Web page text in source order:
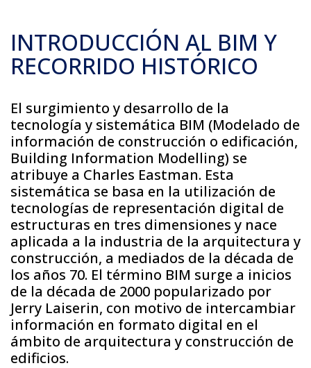
INTRODUCCIÓN AL BIM Y
RECORRIDO HISTÓRICO
El surgimiento y desarrollo de la
tecnología y sistemática BIM (Modelado de
información de construcción o edificación,
Building Information Modelling) se
atribuye a Charles Eastman. Esta
sistemática se basa en la utilización de
tecnologías de representación digital de
estructuras en tres dimensiones y nace
aplicada a la industria de la arquitectura y
construcción, a mediados de la década de
los años 70. El término BIM surge a inicios
de la década de 2000 popularizado por
Jerry Laiserin, con motivo de intercambiar
información en formato digital en el
ámbito de arquitectura y construcción de
edificios.